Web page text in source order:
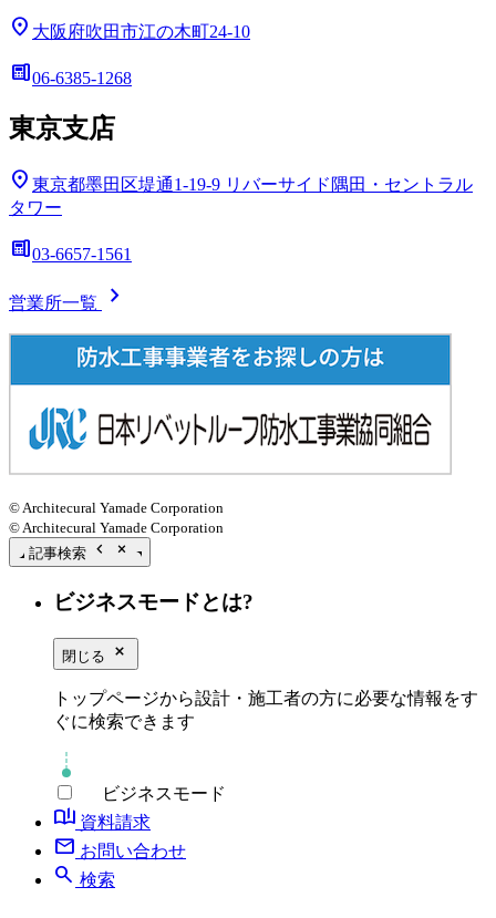
location_on 大阪府吹田市江の木町24-10
deskphone06-6385-1268
東京支店
location_on 東京都墨田区堤通1-19-9 リバーサイド隅田・セントラル
タワー
deskphone03-6657-1561
営業所一覧 chevron_right
© Architecural Yamade Corporation
© Architecural Yamade Corporation
記事検索 chevron_left close_small
ビジネスモードとは?
閉じる close_small
トップページから設計・施工者の方に必要な情報をす
ぐに検索できます
ビジネスモード
book_ribbon 資料請求
mail お問い合わせ
search 検索